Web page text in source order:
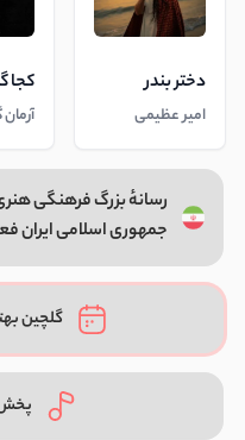
دختر بندر
امیر عظیمی
کجا
رسانهٔ بزرگ فرهنگی
جمهوری اسلامی ایران
گلچین
پخش